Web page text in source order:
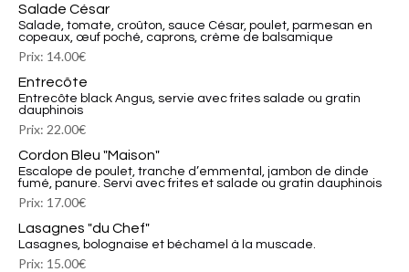
Salade César
Salade, tomate, croûton, sauce César, poulet, parmesan en
copeaux, œuf poché, caprons, crème de balsamique
Prix: 14.00€
Entrecôte
Entrecôte black Angus, servie avec frites salade ou gratin
dauphinois
Prix: 22.00€
Cordon Bleu "Maison"
Escalope de poulet, tranche d’emmental, jambon de dinde
fumé, panure. Servi avec frites et salade ou gratin dauphinois
Prix: 17.00€
Lasagnes "du Chef"
Lasagnes, bolognaise et béchamel à la muscade.
Prix: 15.00€